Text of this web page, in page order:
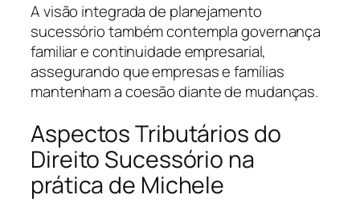
A visão integrada de planejamento
sucessório também contempla governança
familiar e continuidade empresarial,
assegurando que empresas e famílias
mantenham a coesão diante de mudanças.
Aspectos Tributários do
Direito Sucessório na
prática de Michele